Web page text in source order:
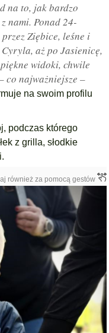
na to, jak bardzo
nami. Ponad 24-
Ziębice, leśne i
aż po Jasienicę,
widoki, chwile
co najważniejsze –
na swoim profilu
podczas którego
z grilla, słodkie
również za pomocą gestów